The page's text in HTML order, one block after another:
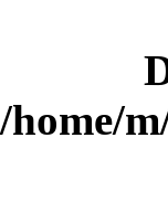
/home/